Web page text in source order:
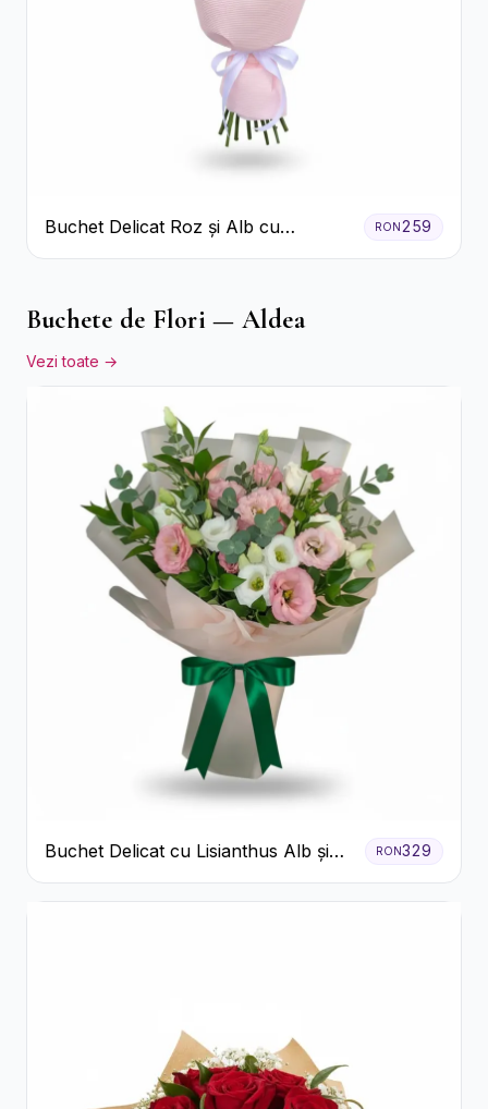
Buchet Delicat Roz și Alb cu
Trandafiri și Lisianthus
RON259
Buchete de Flori — Aldea
Vezi toate →
Buchet Delicat cu Lisianthus Alb și
Roz
RON329